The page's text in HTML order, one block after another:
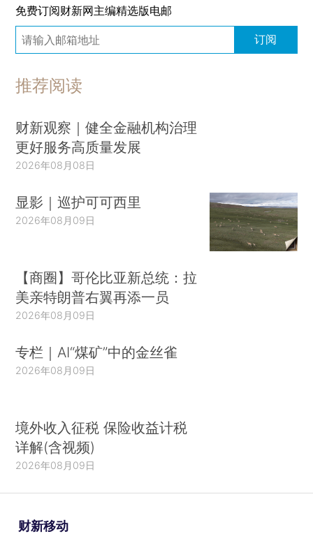
免费订阅财新网主编精选版电邮
订阅
推荐阅读
财新观察｜健全金融机构治理
更好服务高质量发展
2026年08月08日
显影｜巡护可可西里
2026年08月09日
【商圈】哥伦比亚新总统：拉
美亲特朗普右翼再添一员
2026年08月09日
专栏｜AI“煤矿”中的金丝雀
2026年08月09日
境外收入征税 保险收益计税
详解(含视频)
2026年08月09日
财新移动